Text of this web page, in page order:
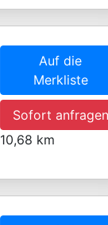
Auf die
Merkliste
Sofort anfragen
10,68 km